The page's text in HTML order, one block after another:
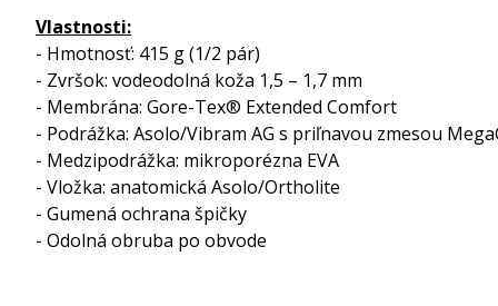
Vlastnosti:
- Hmotnosť: 415 g (1/2 pár)
- Zvršok: vodeodolná koža 1,5 – 1,7 mm
- Membrána: Gore-Tex® Extended Comfort
- Podrážka: Asolo/Vibram AG s priľnavou zmesou
- Medzipodrážka: mikroporézna EVA
- Vložka: anatomická Asolo/Ortholite
- Gumená ochrana špičky
- Odolná obruba po obvode